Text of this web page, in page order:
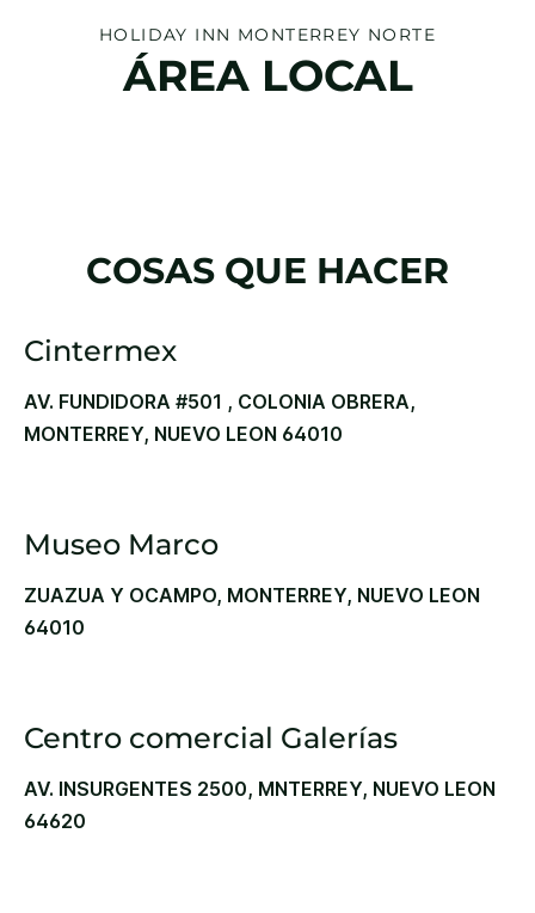
HOLIDAY INN MONTERREY NORTE
ÁREA LOCAL
COSAS QUE HACER
Cintermex
AV. FUNDIDORA #501 , COLONIA OBRERA,
MONTERREY, NUEVO LEON 64010
Museo Marco
ZUAZUA Y OCAMPO, MONTERREY, NUEVO LEON
64010
Centro comercial Galerías
AV. INSURGENTES 2500, MNTERREY, NUEVO LEON
64620